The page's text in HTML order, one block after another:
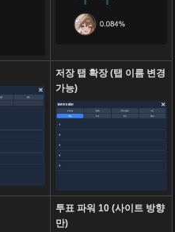
저장 탭 확장 (탭 이름 변경
가능)
투표 파워 10 (사이트 방향
만)